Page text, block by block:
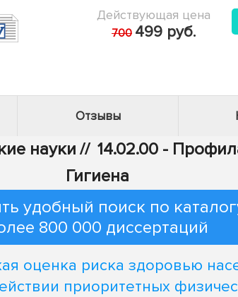
Действующая цена
700 499 руб.
Отзывы
науки // 14.02.00 -
Гигиена
удобный поиск по
800 000 диссертаций
оценка риска здоровью
приоритетных